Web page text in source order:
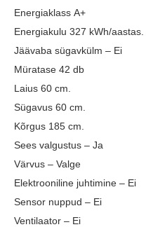
Energiaklass A+
Energiakulu 327 kWh/aastas.
Jäävaba sügavkülm – Ei
Müratase 42 db
Laius 60 cm.
Sügavus 60 cm.
Kõrgus 185 cm.
Sees valgustus – Ja
Värvus – Valge
Elektrooniline juhtimine – Ei
Sensor nuppud – Ei
Ventilaator – Ei